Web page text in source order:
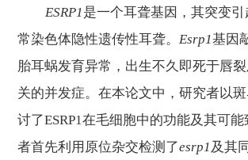
ESRP1是一个耳聋基因，其突变
常染色体隐性遗传性耳聋。Esrp1基因
胎耳蜗发育异常，出生不久即死于唇
关的并发症。在本论文中，研究者以
讨了ESRP1在毛细胞中的功能及其可
者首先利用原位杂交检测了esrp1及其